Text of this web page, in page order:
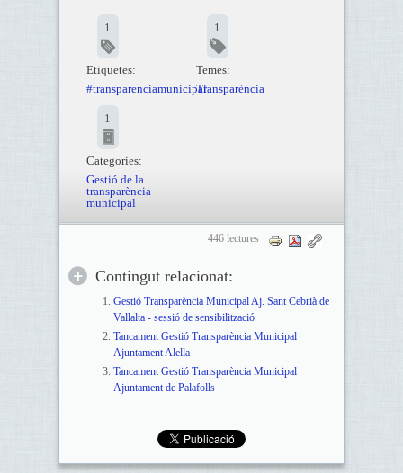
1
Etiquetes:
#transparenciamunicipal
1
Temes:
Transparència
1
Categories:
Gestió de la
transparència
municipal
446 lectures
Contingut relacionat:
Gestió Transparència Municipal Aj. Sant Cebrià de
Vallalta - sessió de sensibilització
Tancament Gestió Transparència Municipal
Ajuntament Alella
Tancament Gestió Transparència Municipal
Ajuntament de Palafolls